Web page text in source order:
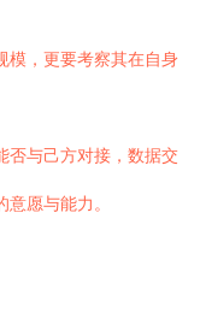
模，更要考察其在自身
否与己方对接，数据交
愿与能力。